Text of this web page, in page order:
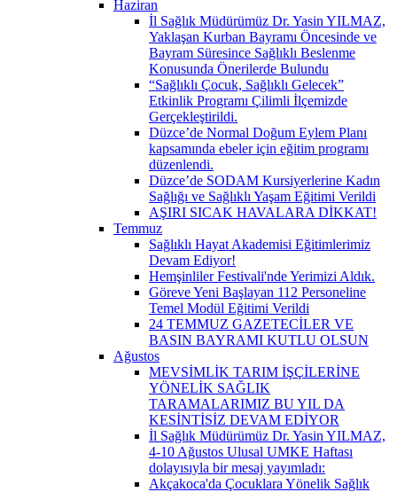
Haziran
İl Sağlık Müdürümüz Dr. Yasin YILMAZ,
Yaklaşan Kurban Bayramı Öncesinde ve
Bayram Süresince Sağlıklı Beslenme
Konusunda Önerilerde Bulundu
“Sağlıklı Çocuk, Sağlıklı Gelecek”
Etkinlik Programı Çilimli İlçemizde
Gerçekleştirildi.
Düzce’de Normal Doğum Eylem Planı
kapsamında ebeler için eğitim programı
düzenlendi.
Düzce’de SODAM Kursiyerlerine Kadın
Sağlığı ve Sağlıklı Yaşam Eğitimi Verildi
AŞIRI SICAK HAVALARA DİKKAT!
Temmuz
Sağlıklı Hayat Akademisi Eğitimlerimiz
Devam Ediyor!
Hemşinliler Festivali'nde Yerimizi Aldık.
Göreve Yeni Başlayan 112 Personeline
Temel Modül Eğitimi Verildi
24 TEMMUZ GAZETECİLER VE
BASIN BAYRAMI KUTLU OLSUN
Ağustos
MEVSİMLİK TARIM İŞÇİLERİNE
YÖNELİK SAĞLIK
TARAMALARIMIZ BU YIL DA
KESİNTİSİZ DEVAM EDİYOR
İl Sağlık Müdürümüz Dr. Yasin YILMAZ,
4-10 Ağustos Ulusal UMKE Haftası
dolayısıyla bir mesaj yayımladı:
Akçakoca'da Çocuklara Yönelik Sağlık